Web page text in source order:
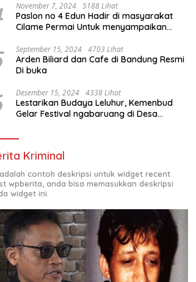
November 7, 2024 5188 Lihat
Paslon no 4 Edun Hadir di masyarakat
Cilame Permai Untuk menyampaikan
September 15, 2024 4703 Lihat
Arden Biliard dan Cafe di Bandung Resmi
Di buka
Desember 15, 2024 4338 Lihat
Lestarikan Budaya Leluhur, Kemenbud
Gelar Festival ngabaruang di Desa
Kriminal
contoh deskripsi untuk widget recent
wpberita, anda bisa memasukkan deskripsi
widget ini.